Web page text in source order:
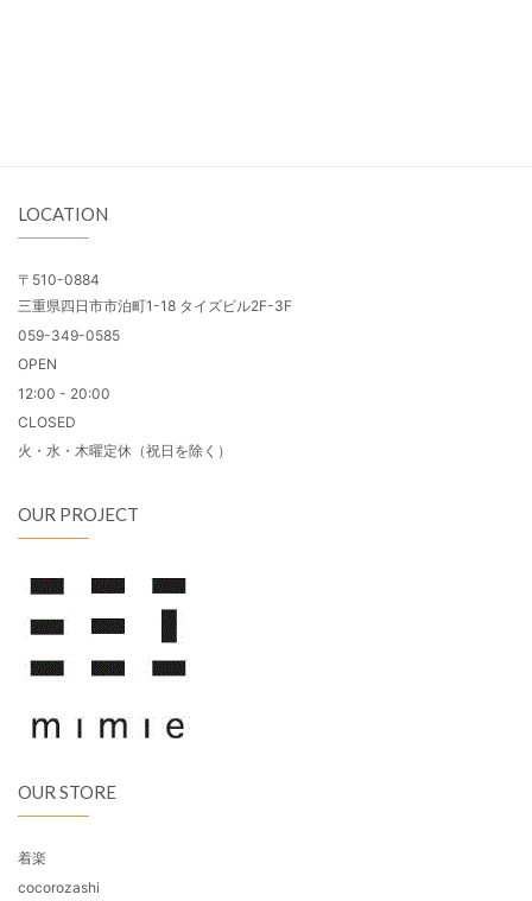
LOCATION
〒510-0884
三重県四日市市泊町1-18 タイズビル2F-3F
059-349-0585
OPEN
12:00 - 20:00
CLOSED
火・水・木曜定休（祝日を除く）
OUR PROJECT
OUR STORE
着楽
cocorozashi